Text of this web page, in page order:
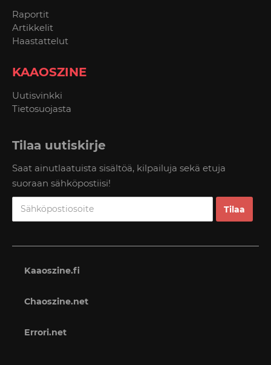
Raportit
Artikkelit
Haastattelut
KAAOSZINE
Uutisvinkki
Tietosuojasta
Tilaa uutiskirje
Saat ainutlaatuista sisältöä, kilpailuja sekä etuja
suoraan sähköpostiisi!
Kaaoszine.fi
Chaoszine.net
Errori.net